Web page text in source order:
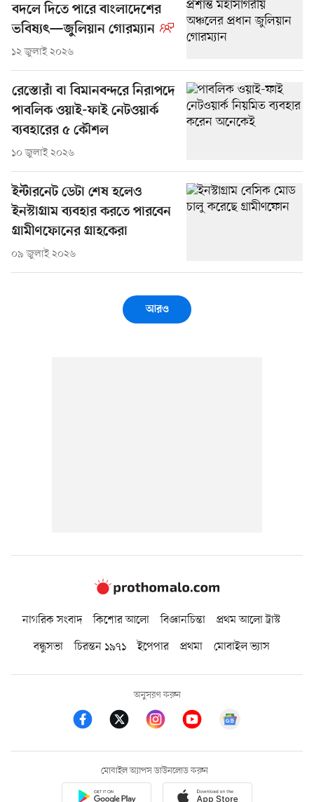
বদলে দিতে পারে বাংলাদেশের
ভবিষ্যৎ—জুলিয়ান গোরম্যান
১২ জুলাই ২০২৬
রেস্তোরাঁ বা বিমানবন্দরে নিরাপদে
পাবলিক ওয়াই-ফাই নেটওয়ার্ক
ব্যবহারের ৫ কৌশল
১০ জুলাই ২০২৬
ইন্টারনেট ডেটা শেষ হলেও
ইনস্টাগ্রাম ব্যবহার করতে পারবেন
গ্রামীণফোনের গ্রাহকেরা
০৯ জুলাই ২০২৬
আরও
নাগরিক সংবাদ কিশোর আলো বিজ্ঞানচিন্তা
প্রথম আলো ট্রাস্ট
বন্ধুসভা
চিরন্তন ১৯৭১ ইপেপার প্রথমা মোবাইল ভ্যাস
অনুসরণ করুন
মোবাইল অ্যাপস ডাউনলোড করুন